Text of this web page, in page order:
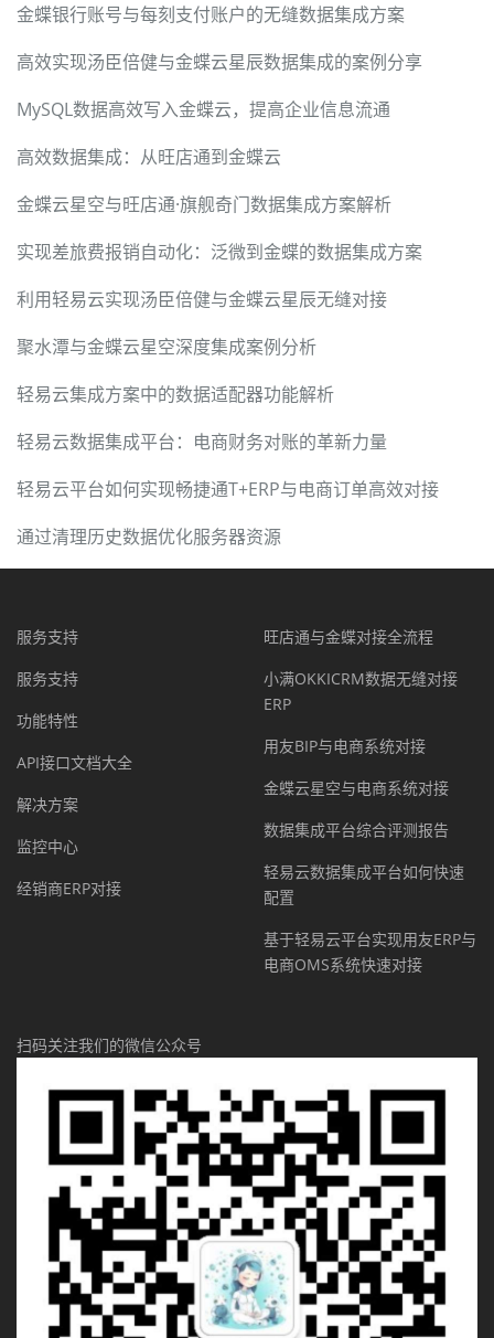
金蝶银行账号与每刻支付账户的无缝数据集成方案
高效实现汤臣倍健与金蝶云星辰数据集成的案例分享
MySQL数据高效写入金蝶云，提高企业信息流通
高效数据集成：从旺店通到金蝶云
金蝶云星空与旺店通·旗舰奇门数据集成方案解析
实现差旅费报销自动化：泛微到金蝶的数据集成方案
利用轻易云实现汤臣倍健与金蝶云星辰无缝对接
聚水潭与金蝶云星空深度集成案例分析
轻易云集成方案中的数据适配器功能解析
轻易云数据集成平台：电商财务对账的革新力量
轻易云平台如何实现畅捷通T+ERP与电商订单高效对接
通过清理历史数据优化服务器资源
服务支持
服务支持
功能特性
API接口文档大全
解决方案
监控中心
经销商ERP对接
旺店通与金蝶对接全流程
小满OKKICRM数据无缝对接
ERP
用友BIP与电商系统对接
金蝶云星空与电商系统对接
数据集成平台综合评测报告
轻易云数据集成平台如何快速
配置
基于轻易云平台实现用友ERP与
电商OMS系统快速对接
扫码关注我们的微信公众号